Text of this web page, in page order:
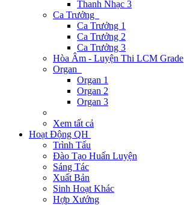
Thanh Nhạc 3
Ca Trưởng
Ca Trưởng 1
Ca Trưởng 2
Ca Trưởng 3
Hòa Âm - Luyện Thi LCM Grade
Organ
Organ 1
Organ 2
Organ 3
Xem tất cả
Hoạt Động QH
Trình Tấu
Đào Tạo Huấn Luyện
Sáng Tác
Xuất Bản
Sinh Hoạt Khác
Hợp Xướng